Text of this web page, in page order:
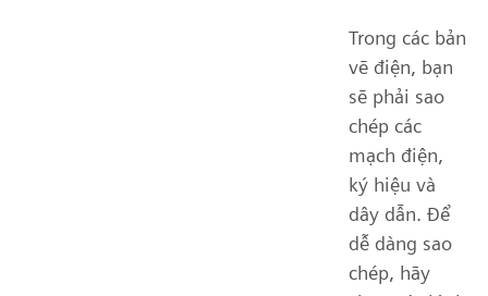
Trong các bản
vẽ điện, bạn
sẽ phải sao
chép các
mạch điện,
ký hiệu và
dây dẫn. Để
dễ dàng sao
chép, hãy